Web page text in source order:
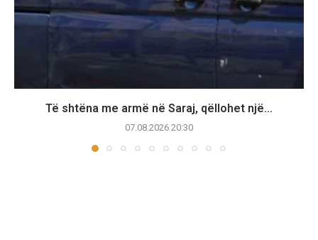
Të shtëna me armë në Saraj, qëllohet një...
07.08.2026 20:30